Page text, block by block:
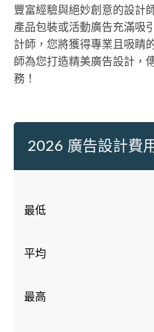
豐富經驗與絕妙創意的設計
產品包裝或活動廣告充滿吸
計師，您將獲得專業且吸睛
師為您打造精美廣告設計，
務！
2026 廣告設計費
最低
平均
最高